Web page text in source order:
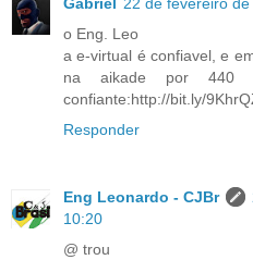
o Eng. Leo
a e-virtual é confiavel, e
na aikade por 440
confiante:http://bit.ly/
Responder
Eng Leonardo - CJBr
10:20
@ trou